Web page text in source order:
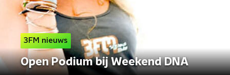
3FM nieuws
Open Podium bij Weekend DNA